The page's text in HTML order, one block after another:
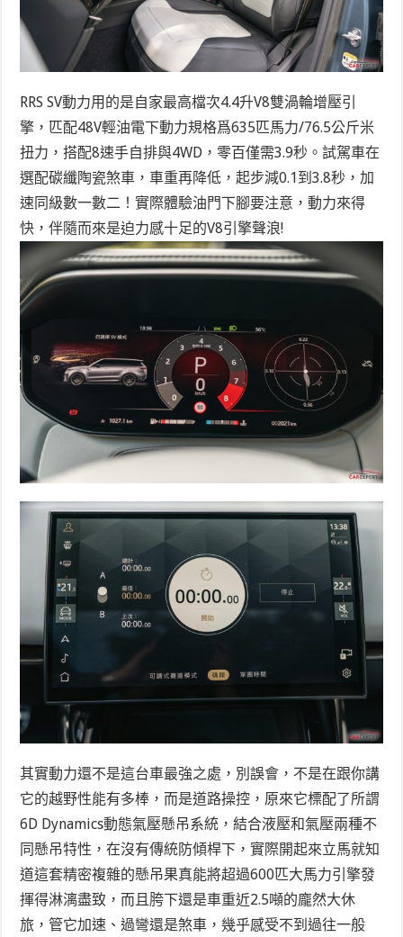
RRS SV動力用的是自家最高檔次4.4升V8雙渦輪增壓引
擎，匹配48V輕油電下動力規格爲635匹馬力/76.5公斤米
扭力，搭配8速手自排與4WD，零百僅需3.9秒。試駕車在
選配碳纖陶瓷煞車，車重再降低，起步減0.1到3.8秒，加
速同級數一數二！實際體驗油門下腳要注意，動力來得
快，伴隨而來是迫力感十足的V8引擎聲浪!
其實動力還不是這台車最強之處，別誤會，不是在跟你講
它的越野性能有多棒，而是道路操控，原來它標配了所謂
6D Dynamics動態氣壓懸吊系統，結合液壓和氣壓兩種不
同懸吊特性，在沒有傳統防傾桿下，實際開起來立馬就知
道這套精密複雜的懸吊果真能將超過600匹大馬力引擎發
揮得淋漓盡致，而且胯下還是車重近2.5噸的龐然大休
旅，管它加速、過彎還是煞車，幾乎感受不到過往一般